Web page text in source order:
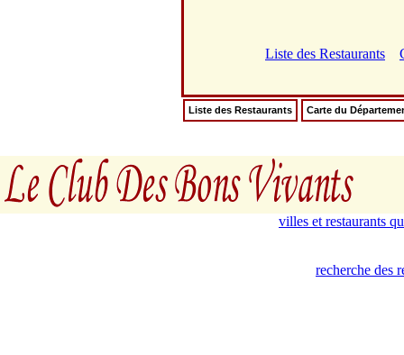
Liste des Restaurants
Liste des Restaurants Carte du
villes et restaurants
recherche des